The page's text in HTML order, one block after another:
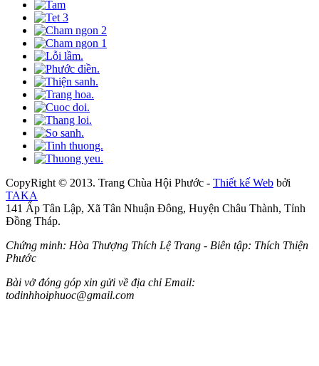
CopyRight © 2013. Trang Chùa Hội Phước - Thiết kế Web bởi
TAKA
141 Ấp Tân Lập, Xã Tân Nhuận Đông, Huyện Châu Thành, Tỉnh
Đồng Tháp.
Chứng minh: Hòa Thượng Thích Lệ Trang - Biên tập: Thích Thiện
Phước
Bài vở đóng góp xin gửi về địa chỉ Email:
todinhhoiphuoc@gmail.com